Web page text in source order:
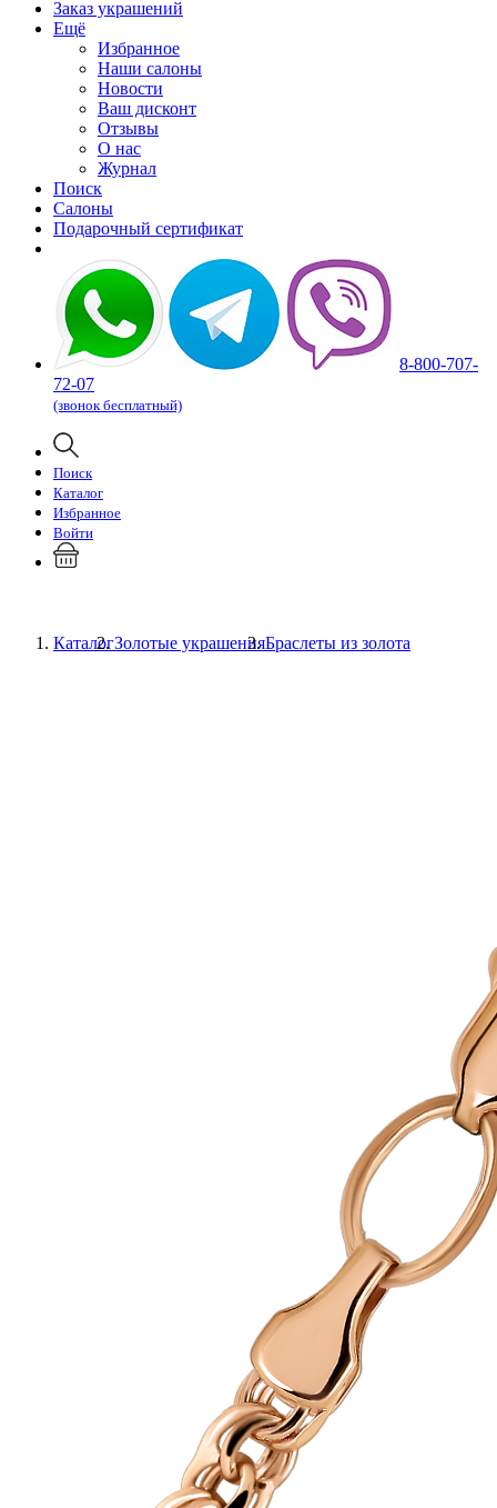
Заказ украшений
Ещё
Избранное
Наши салоны
Новости
Ваш дисконт
Отзывы
О нас
Журнал
Поиск
Салоны
Подарочный сертификат
8-800-707-
72-07
(звонок бесплатный)
Поиск
Каталог
Избранное
Войти
КаталогЗолотые украшенияБраслеты из золота